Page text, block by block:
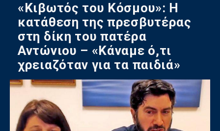
«Κιβωτός του Κόσμου»: Η
κατάθεση της πρεσβυτέρας
στη δίκη του πατέρα
Αντώνιου – «Κάναμε ό,τι
χρειαζόταν για τα παιδιά»